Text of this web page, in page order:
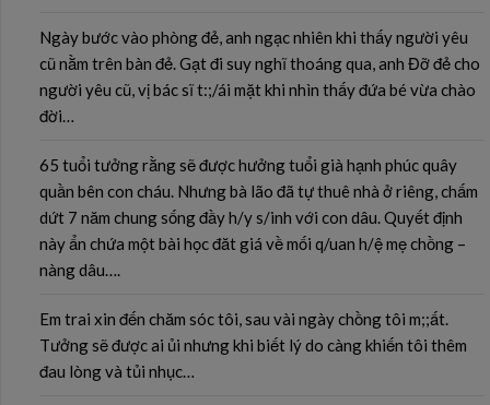
Ngày bước vào phòng đẻ, anh ngạc nhiên khi thấy người yêu
cũ nằm trên bàn đẻ. Gạt đi suy nghĩ thoáng qua, anh Đỡ đẻ cho
người yêu cũ, vị bác sĩ t:;/ái mặt khi nhìn thấy đứa bé vừa chào
đời…
65 tuổi tưởng rằng sẽ được hưởng tuổi già hạnh phúc quây
quần bên con cháu. Nhưng bà lão đã tự thuê nhà ở riêng, chấm
dứt 7 năm chung sống đầy h/y s/inh với con dâu. Quyết định
này ẩn chứa một bài học đăt giá về mối q/uan h/ệ mẹ chồng –
nàng dâu….
Em trai xin đến chăm sóc tôi, sau vài ngày chồng tôi m;;ất.
Tưởng sẽ được ai ủi nhưng khi biết lý do càng khiến tôi thêm
đau lòng và tủi nhục…